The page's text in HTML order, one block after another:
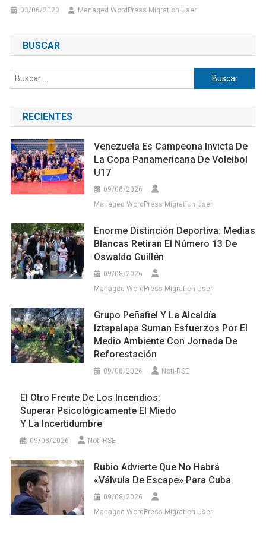
03/06/2023 Managed WordPress Migration User
BUSCAR
Buscar:
RECIENTES
Venezuela Es Campeona Invicta De
La Copa Panamericana De Voleibol
U17
09/08/2026
Managed WordPress Migration User
Enorme Distinción Deportiva: Medias
Blancas Retiran El Número 13 De
Oswaldo Guillén
09/08/2026
Managed WordPress Migration User
Grupo Peñafiel Y La Alcaldía
Iztapalapa Suman Esfuerzos Por El
Medio Ambiente Con Jornada De
Reforestación
09/08/2026 Noti-RSE
El Otro Frente De Los Incendios:
Superar Psicológicamente El Miedo
Y La Incertidumbre
09/08/2026 Noti-RSE
Rubio Advierte Que No Habrá
«válvula De Escape» Para Cuba
09/08/2026
Managed WordPress Migration User